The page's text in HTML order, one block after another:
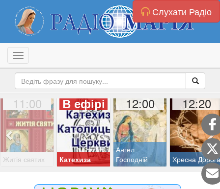
Слухати Радіо
Toggle navigation
11:00
Житія святих
В ефірі
Катехиза
12:00
Ангел
Господній
12:20
Хресна Дорога